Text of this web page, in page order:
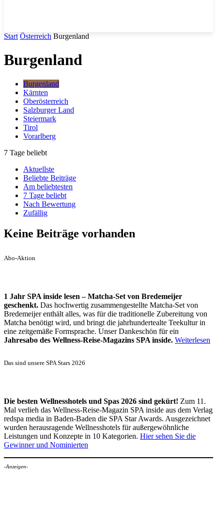
Start Österreich Burgenland
Burgenland
Burgenland
Kärnten
Oberösterreich
Salzburger Land
Steiermark
Tirol
Vorarlberg
7 Tage beliebt
Aktuellste
Beliebte Beiträge
Am beliebtesten
7 Tage beliebt
Nach Bewertung
Zufällig
Keine Beiträge vorhanden
Abo-Aktion
1 Jahr SPA inside lesen – Matcha-Set von Bredemeijer
geschenkt. Das hochwertig zusammengestellte Matcha-Set von
Bredemeijer enthält alles, was für die traditionelle Zubereitung von
Matcha benötigt wird, und bringt die jahrhundertealte Teekultur in
eine zeitgemäße Formsprache. Unser Dankeschön für ein
Jahresabo des Wellness-Reise-Magazins SPA inside. Weiterlesen
Das sind unsere SPA Stars 2026
Die besten Wellnesshotels und Spas 2026 sind gekürt! Zum 11.
Mal verlieh das Wellness-Reise-Magazin SPA inside aus dem Verlag
redspa media in Baden-Baden die SPA Star Awards. Ausgezeichnet
wurden herausragende Wellnesshotels für außergewöhnliche
Leistungen und Konzepte in 10 Kategorien. Hier sehen Sie die
Gewinner und Nominierten
-Anzeigen-